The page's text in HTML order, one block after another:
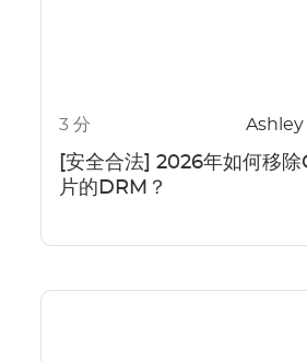
3 分
[安全合法] 2026年如何移
片的DRM？